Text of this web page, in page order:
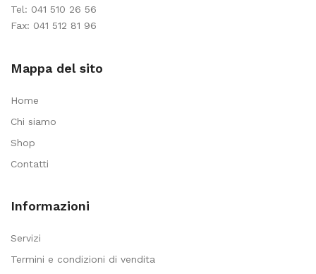
Tel: 041 510 26 56
Fax: 041 512 81 96
Mappa del sito
Home
Chi siamo
Shop
Contatti
Informazioni
Servizi
Termini e condizioni di vendita